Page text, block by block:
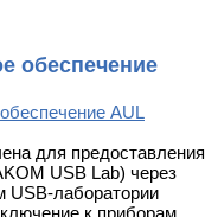
обеспечение
AUL
для предоставления
USB Lab) через
USB-лаборатории